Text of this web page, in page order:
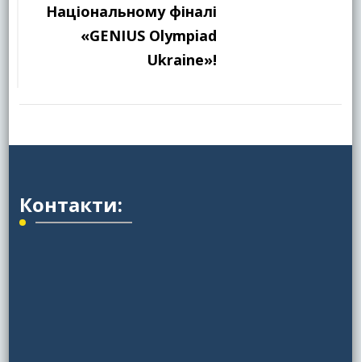
Національному фіналі
«GENIUS Olympiad
Ukraine»!
Контакти: